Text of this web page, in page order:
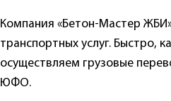
Компания «Бетон-Мастер
транспортных услуг. Быстро,
осуществляем грузовые
ЮФО.